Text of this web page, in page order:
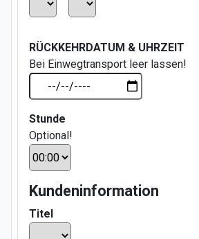
RÜCKKEHRDATUM & UHRZEIT
Bei Einwegtransport leer lassen!
Stunde
Optional!
Kundeninformation
Titel